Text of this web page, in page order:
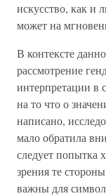
искусство, как и
может на
В контексте
рассмотрение
интерпретации в
на то что о
написано,
мало обратила
следует попытка
зрения те
важны для